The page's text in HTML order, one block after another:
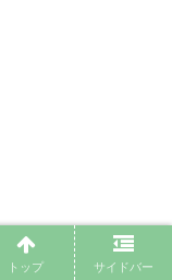
トップ サイドバー